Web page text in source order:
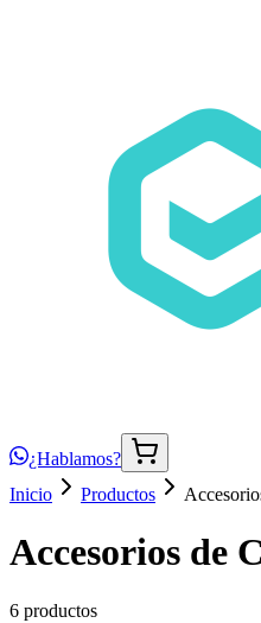
¿Hablamos?
Inicio
Productos
Accesorios de
6 productos